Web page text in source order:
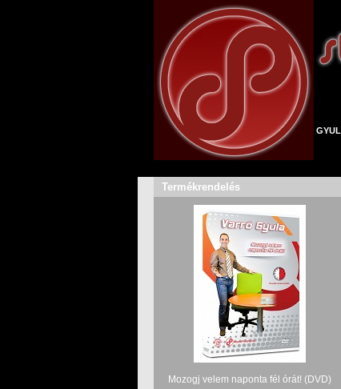
Termékrendelés
Mozogj velem naponta fél órát! (DVD)